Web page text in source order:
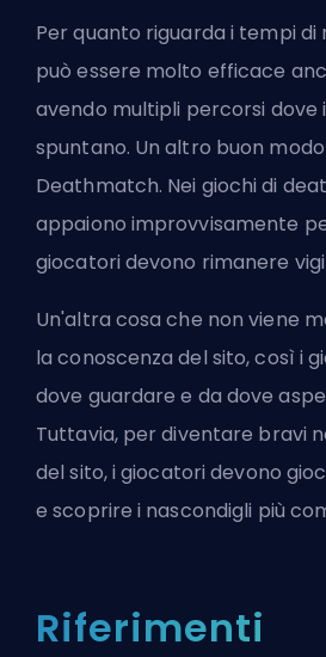
Per quanto riguarda i tempi di
può essere molto efficace
avendo multipli percorsi dove
spuntano. Un altro buon
Deathmatch. Nei giochi di
appaiono improvvisamente
giocatori devono rimanere
Un'altra cosa che non viene
la conoscenza del sito, così i
dove guardare e da dove
Tuttavia, per diventare bravi
del sito, i giocatori devono
e scoprire i nascondigli più
Riferimenti